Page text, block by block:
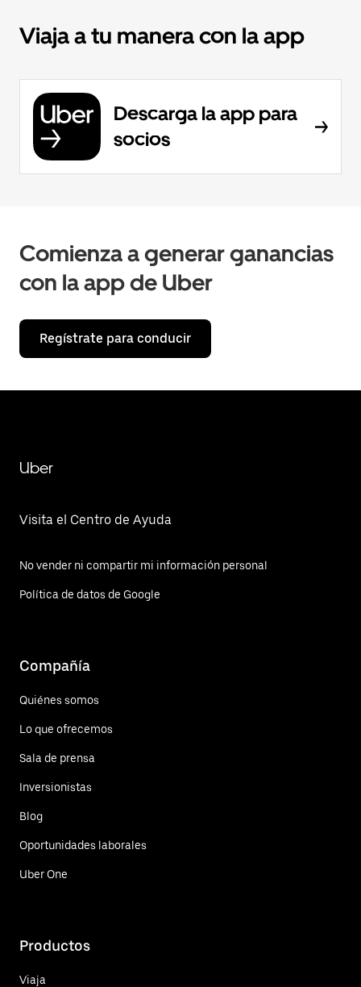
Viaja a tu manera con la app
Descarga la app para
socios
Comienza a generar ganancias
con la app de Uber
Regístrate para conducir
Uber
Visita el Centro de Ayuda
No vender ni compartir mi información personal
Política de datos de Google
Compañía
Quiénes somos
Lo que ofrecemos
Sala de prensa
Inversionistas
Blog
Oportunidades laborales
Uber One
Productos
Viaja